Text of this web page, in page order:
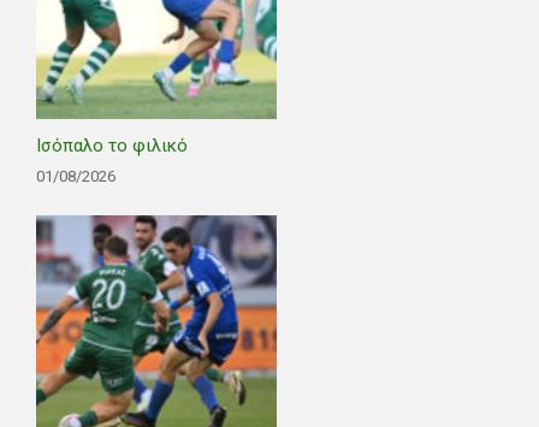
Ισόπαλο το φιλικό
01/08/2026